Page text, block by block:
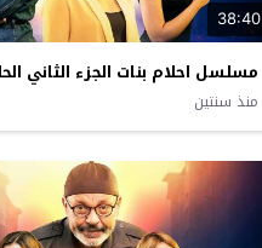
38:40
مسلسل احلام بنات الجزء الثاني
منذ سنتين